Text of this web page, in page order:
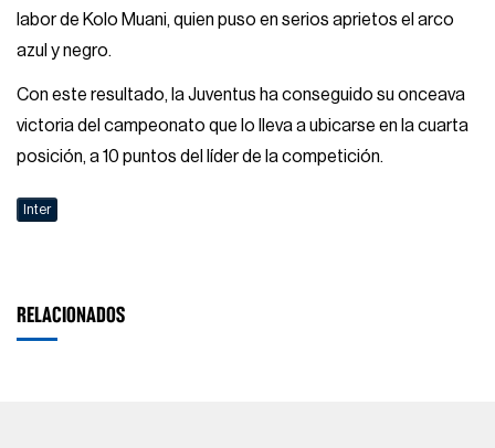
labor de Kolo Muani, quien puso en serios aprietos el arco
azul y negro.
Con este resultado, la Juventus ha conseguido su onceava
victoria del campeonato que lo lleva a ubicarse en la cuarta
posición, a 10 puntos del líder de la competición.
Inter
RELACIONADOS